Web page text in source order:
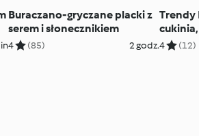
Buraczano-gryczane placki z
serem i słonecznikiem
4 (85) 2 godz.
Trendy
cukinia,
4 (12)